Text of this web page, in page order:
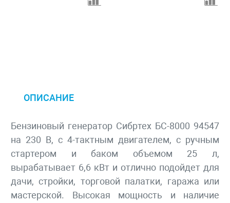
ОПИСАНИЕ
Бензиновый генератор Сибртех БС-8000 94547
на 230 В, с 4-тактным двигателем, с ручным
стартером и баком объемом 25 л,
вырабатывает 6,6 кВт и отлично подойдет для
дачи, стройки, торговой палатки, гаража или
мастерской. Высокая мощность и наличие